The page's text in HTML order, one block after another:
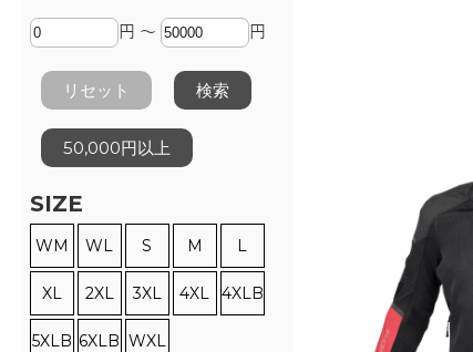
円 ～ 円
リセット 検索
50,000円以上
SIZE
WM WL S M L
XL 2XL 3XL 4XL 4XLB
5XLB 6XLB WXL